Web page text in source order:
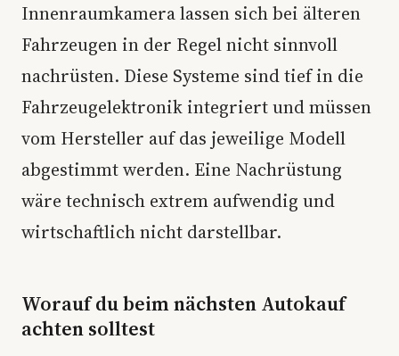
Innenraumkamera lassen sich bei älteren
Fahrzeugen in der Regel nicht sinnvoll
nachrüsten. Diese Systeme sind tief in die
Fahrzeugelektronik integriert und müssen
vom Hersteller auf das jeweilige Modell
abgestimmt werden. Eine Nachrüstung
wäre technisch extrem aufwendig und
wirtschaftlich nicht darstellbar.
Worauf du beim nächsten Autokauf
achten solltest